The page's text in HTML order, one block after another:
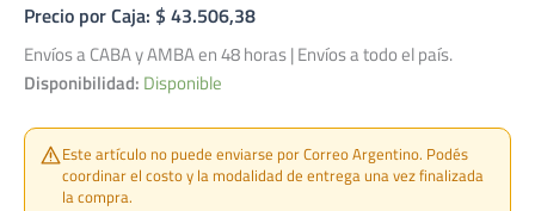
Precio por Caja: $ 43.506,38
Envíos a CABA y AMBA en 48 horas | Envíos a todo el país.
Disponibilidad: Disponible
Este artículo no puede enviarse por Correo Argentino. Podés
coordinar el costo y la modalidad de entrega una vez finalizada
la compra.